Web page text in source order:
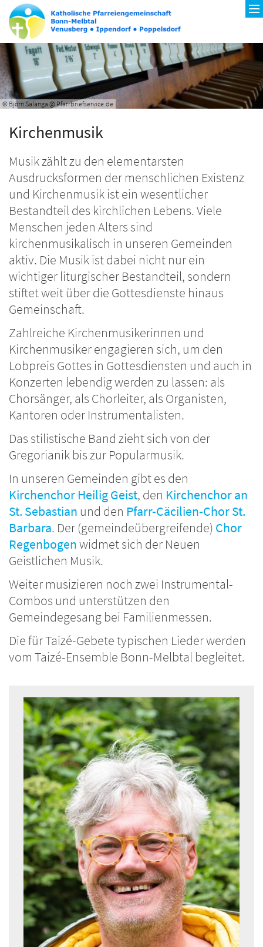
© Björn Salanga @ Pfarrbriefservice.de
Kirchenmusik
Musik zählt zu den elementarsten
Ausdrucksformen der menschlichen Existenz
und Kirchenmusik ist ein wesentlicher
Bestandteil des kirchlichen Lebens. Viele
Menschen jeden Alters sind
kirchenmusikalisch in unseren Gemeinden
aktiv. Die Musik ist dabei nicht nur ein
wichtiger liturgischer Bestandteil, sondern
stiftet weit über die Gottesdienste hinaus
Gemeinschaft.
Zahlreiche Kirchenmusikerinnen und
Kirchenmusiker engagieren sich, um den
Lobpreis Gottes in Gottesdiensten und auch in
Konzerten lebendig werden zu lassen: als
Chorsänger, als Chorleiter, als Organisten,
Kantoren oder Instrumentalisten.
Das stilistische Band zieht sich von der
Gregorianik bis zur Popularmusik.
In unseren Gemeinden gibt es den
Kirchenchor Heilig Geist, den Kirchenchor an
St. Sebastian und den Pfarr-Cäcilien-Chor St.
Barbara. Der (gemeindeübergreifende) Chor
Regenbogenwidmet sich der Neuen
Geistlichen Musik.
Weiter musizieren noch zwei Instrumental-
Combos und unterstützen den
Gemeindegesang bei Familienmessen.
Die für Taizé-Gebete typischen Lieder werden
vom Taizé-Ensemble Bonn-Melbtal begleitet.